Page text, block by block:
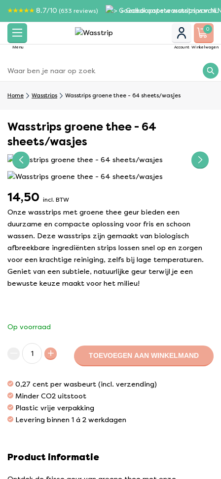
8.7/10 (633 reviews) > Goedkoopste wasstrips van
Menu Account
0
Winkelwagen
Home Wasstrips Wasstrips groene thee - 64 sheets/wasjes
Wasstrips groene thee - 64
sheets/wasjes
14,50 incl. BTW
Onze wasstrips met groene thee geur bieden een
duurzame en compacte oplossing voor fris en schoon
wassen. Deze wasstrips zijn gemaakt van biologisch
afbreekbare ingrediënten strips lossen snel op en zorgen
voor een krachtige reiniging, zelfs bij lage temperaturen.
Geniet van een subtiele, natuurlijke geur terwijl je een
bewuste keuze maakt voor het milieu!
Op voorraad
TOEVOEGEN AAN WINKELMAND
0,27 cent per wasbeurt (incl. verzending)
Minder CO2 uitstoot
Plastic vrije verpakking
Levering binnen 1 á 2 werkdagen
Product informatie